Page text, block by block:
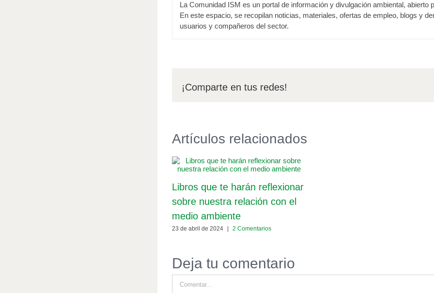
La Comunidad ISM es un portal de información y divulgación ambiental,
En este espacio, se recopilan noticias, materiales, ofertas de empleo, blogs y
usuarios y compañeros del sector.
¡Comparte en tus redes!
Artículos relacionados
Libros que te harán reflexionar
sobre nuestra relación con el
medio ambiente
23 de abril de 2024 2 Comentarios
Deja tu comentario